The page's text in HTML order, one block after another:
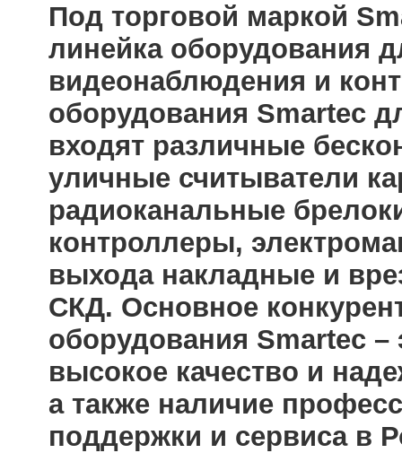
Под торговой маркой
линейка оборудования
видеонаблюдения и
оборудования Smartec
входят различные
уличные считыватели
радиоканальные
контроллеры,
выхода накладные и
СКД. Основное
оборудования Smartec
высокое качество и
а также наличие
поддержки и сервиса в